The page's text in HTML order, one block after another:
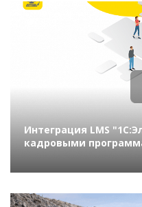
Интеграция LMS
кадровыми